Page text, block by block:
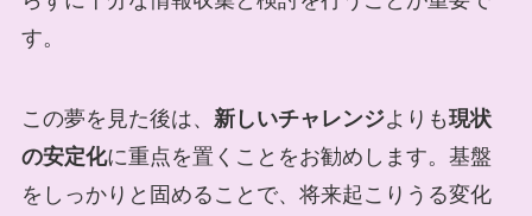
す。
この夢を見た後は、 新しいチャレンジよりも現状
の安定化に重点を置くことをお勧めします。基盤
をしっかりと固めることで、将来起こりうる変化